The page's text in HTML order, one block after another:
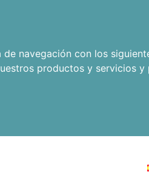
navegación con los
productos y servicios